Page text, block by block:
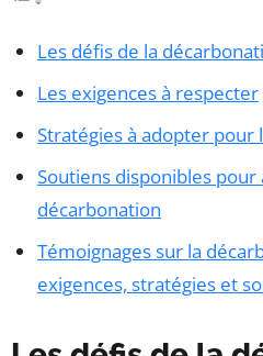
Les défis de la
Les exigences à respecter
Stratégies à adopter pour
Soutiens disponibles pour
décarbonation
Témoignages sur la
exigences, stratégies et